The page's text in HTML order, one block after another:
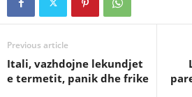
Previous article
Itali, vazhdojne lekundjet
e termetit, panik dhe frike